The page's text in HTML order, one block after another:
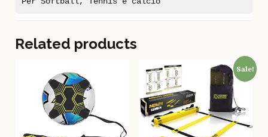
Related products
Sale!